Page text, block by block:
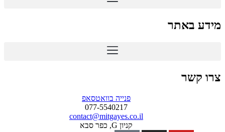
מידע באתר
צרו קשר
פנייה בוואטסאפ
077-5540217
contact@mitgayes.co.il
קניון G, כפר סבא